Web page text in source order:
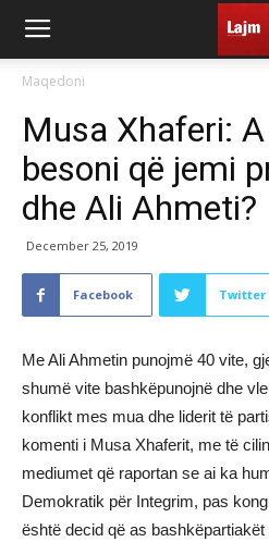
Maqedoni
Musa Xhaferi:
besoni që jemi
dhe Ali Ahmeti?
December 25, 2019
Facebook Twitter
Me Ali Ahmetin punojmë 40 vite,
shumë vite bashkëpunojnë dhe
konflikt mes mua dhe liderit të
komenti i Musa Xhaferit, me të
mediumet që raportan se ai ka
Demokratik për Integrim, pas
është decid që as